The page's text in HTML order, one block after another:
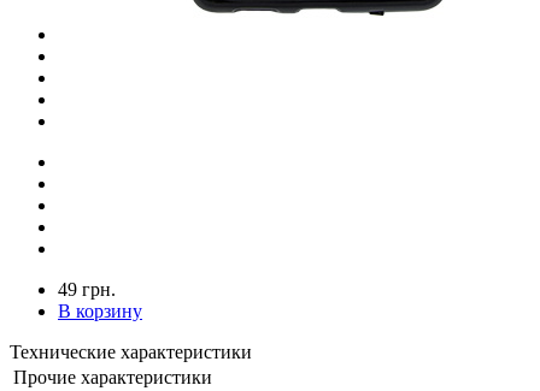
49 грн.
В корзину
Технические характеристики
Прочие характеристики